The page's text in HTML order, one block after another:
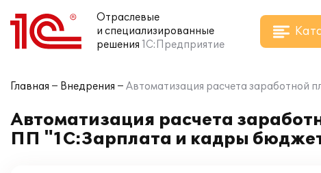
Отраслевые
и специализированные
решения 1С:Предприятие
Главная Внедрения Автоматизация расчета заработной
Автоматизация расчета
ПП "1С:Зарплата и кадры